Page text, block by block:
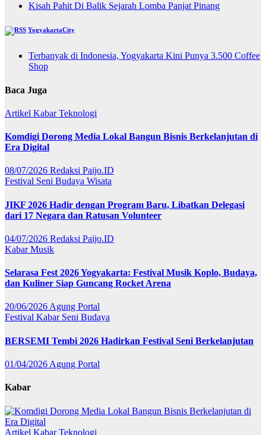
Kisah Pahit Di Balik Sejarah Lomba Panjat Pinang
YogyakartaCity
Terbanyak di Indonesia, Yogyakarta Kini Punya 3.500 Coffee
Shop
Baca Juga
Artikel KabarTeknologi
Komdigi Dorong Media Lokal Bangun Bisnis Berkelanjutan di
Era Digital
08/07/2026 Redaksi Paijo.ID
Festival Seni Budaya Wisata
JIKF 2026 Hadir dengan Program Baru, Libatkan Delegasi
dari 17 Negara dan Ratusan Volunteer
04/07/2026 Redaksi Paijo.ID
KabarMusik
Selarasa Fest 2026 Yogyakarta: Festival Musik Koplo, Budaya,
dan Kuliner Siap Guncang Rocket Arena
20/06/2026Agung Portal
Festival Kabar Seni Budaya
BERSEMI Tembi 2026 Hadirkan Festival Seni Berkelanjutan
01/04/2026 Agung Portal
Kabar
Artikel KabarTeknologi